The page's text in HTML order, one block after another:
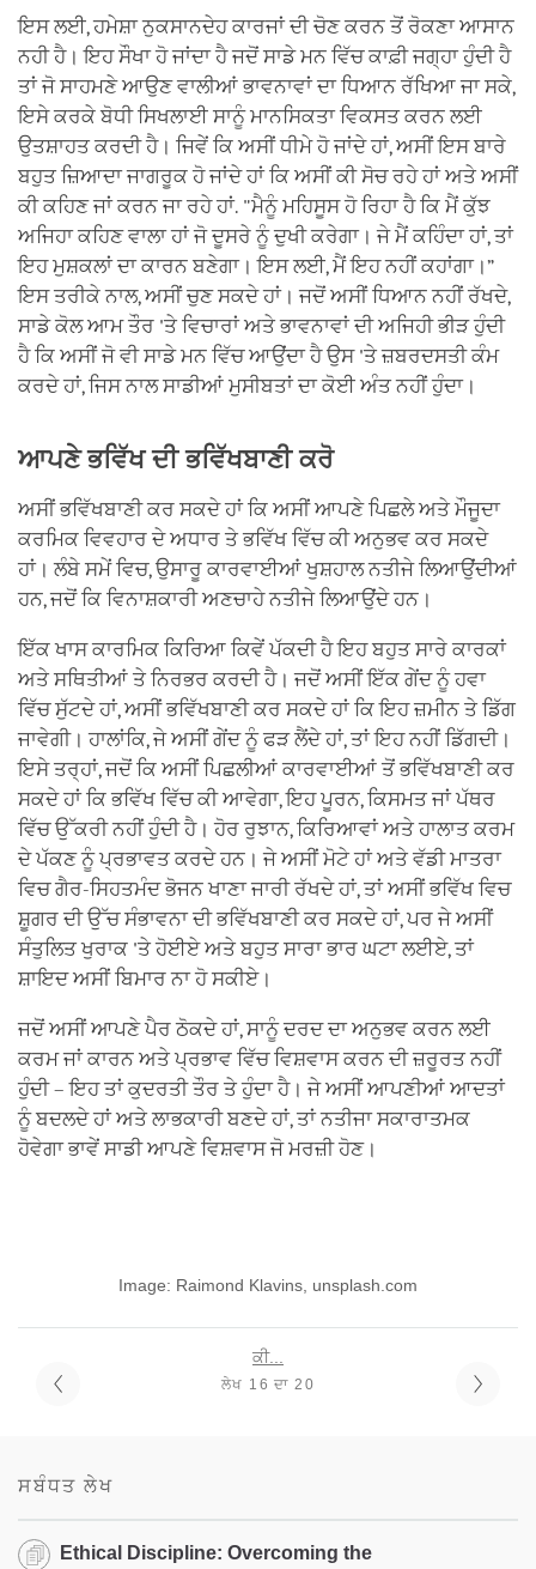
ਇਸ ਲਈ, ਹਮੇਸ਼ਾ ਨੁਕਸਾਨਦੇਹ ਕਾਰਜਾਂ ਦੀ ਚੋਣ ਕਰਨ ਤੋਂ ਰੋਕਣਾ ਆਸਾਨ
ਨਹੀ ਹੈ। ਇਹ ਸੌਖਾ ਹੋ ਜਾਂਦਾ ਹੈ ਜਦੋਂ ਸਾਡੇ ਮਨ ਵਿੱਚ ਕਾਫ਼ੀ ਜਗ੍ਹਾ ਹੁੰਦੀ ਹੈ
ਤਾਂ ਜੋ ਸਾਹਮਣੇ ਆਉਣ ਵਾਲੀਆਂ ਭਾਵਨਾਵਾਂ ਦਾ ਧਿਆਨ ਰੱਖਿਆ ਜਾ ਸਕੇ,
ਇਸੇ ਕਰਕੇ ਬੋਧੀ ਸਿਖਲਾਈ ਸਾਨੂੰ ਮਾਨਸਿਕਤਾ ਵਿਕਸਤ ਕਰਨ ਲਈ
ਉਤਸ਼ਾਹਤ ਕਰਦੀ ਹੈ। ਜਿਵੇਂ ਕਿ ਅਸੀਂ ਧੀਮੇ ਹੋ ਜਾਂਦੇ ਹਾਂ, ਅਸੀਂ ਇਸ ਬਾਰੇ
ਬਹੁਤ ਜ਼ਿਆਦਾ ਜਾਗਰੂਕ ਹੋ ਜਾਂਦੇ ਹਾਂ ਕਿ ਅਸੀਂ ਕੀ ਸੋਚ ਰਹੇ ਹਾਂ ਅਤੇ ਅਸੀਂ
ਕੀ ਕਹਿਣ ਜਾਂ ਕਰਨ ਜਾ ਰਹੇ ਹਾਂ. "ਮੈਨੂੰ ਮਹਿਸੂਸ ਹੋ ਰਿਹਾ ਹੈ ਕਿ ਮੈਂ ਕੁੱਝ
ਅਜਿਹਾ ਕਹਿਣ ਵਾਲਾ ਹਾਂ ਜੋ ਦੂਸਰੇ ਨੂੰ ਦੁਖੀ ਕਰੇਗਾ। ਜੇ ਮੈਂ ਕਹਿੰਦਾ ਹਾਂ, ਤਾਂ
ਇਹ ਮੁਸ਼ਕਲਾਂ ਦਾ ਕਾਰਨ ਬਣੇਗਾ। ਇਸ ਲਈ, ਮੈਂ ਇਹ ਨਹੀਂ ਕਹਾਂਗਾ।”
ਇਸ ਤਰੀਕੇ ਨਾਲ, ਅਸੀਂ ਚੁਣ ਸਕਦੇ ਹਾਂ। ਜਦੋਂ ਅਸੀਂ ਧਿਆਨ ਨਹੀਂ ਰੱਖਦੇ,
ਸਾਡੇ ਕੋਲ ਆਮ ਤੌਰ 'ਤੇ ਵਿਚਾਰਾਂ ਅਤੇ ਭਾਵਨਾਵਾਂ ਦੀ ਅਜਿਹੀ ਭੀੜ ਹੁੰਦੀ
ਹੈ ਕਿ ਅਸੀਂ ਜੋ ਵੀ ਸਾਡੇ ਮਨ ਵਿੱਚ ਆਉਂਦਾ ਹੈ ਉਸ 'ਤੇ ਜ਼ਬਰਦਸਤੀ ਕੰਮ
ਕਰਦੇ ਹਾਂ, ਜਿਸ ਨਾਲ ਸਾਡੀਆਂ ਮੁਸੀਬਤਾਂ ਦਾ ਕੋਈ ਅੰਤ ਨਹੀਂ ਹੁੰਦਾ।
ਆਪਣੇ ਭਵਿੱਖ ਦੀ ਭਵਿੱਖਬਾਣੀ ਕਰੋ
ਅਸੀਂ ਭਵਿੱਖਬਾਣੀ ਕਰ ਸਕਦੇ ਹਾਂ ਕਿ ਅਸੀਂ ਆਪਣੇ ਪਿਛਲੇ ਅਤੇ ਮੌਜੂਦਾ
ਕਰਮਿਕ ਵਿਵਹਾਰ ਦੇ ਅਧਾਰ ਤੇ ਭਵਿੱਖ ਵਿੱਚ ਕੀ ਅਨੁਭਵ ਕਰ ਸਕਦੇ
ਹਾਂ। ਲੰਬੇ ਸਮੇਂ ਵਿਚ, ਉਸਾਰੂ ਕਾਰਵਾਈਆਂ ਖੁਸ਼ਹਾਲ ਨਤੀਜੇ ਲਿਆਉਂਦੀਆਂ
ਹਨ, ਜਦੋਂ ਕਿ ਵਿਨਾਸ਼ਕਾਰੀ ਅਣਚਾਹੇ ਨਤੀਜੇ ਲਿਆਉਂਦੇ ਹਨ।
ਇੱਕ ਖਾਸ ਕਾਰਮਿਕ ਕਿਰਿਆ ਕਿਵੇਂ ਪੱਕਦੀ ਹੈ ਇਹ ਬਹੁਤ ਸਾਰੇ ਕਾਰਕਾਂ
ਅਤੇ ਸਥਿਤੀਆਂ ਤੇ ਨਿਰਭਰ ਕਰਦੀ ਹੈ। ਜਦੋਂ ਅਸੀਂ ਇੱਕ ਗੇਂਦ ਨੂੰ ਹਵਾ
ਵਿੱਚ ਸੁੱਟਦੇ ਹਾਂ, ਅਸੀਂ ਭਵਿੱਖਬਾਣੀ ਕਰ ਸਕਦੇ ਹਾਂ ਕਿ ਇਹ ਜ਼ਮੀਨ ਤੇ ਡਿੱਗ
ਜਾਵੇਗੀ। ਹਾਲਾਂਕਿ, ਜੇ ਅਸੀਂ ਗੇਂਦ ਨੂੰ ਫੜ ਲੈਂਦੇ ਹਾਂ, ਤਾਂ ਇਹ ਨਹੀਂ ਡਿੱਗਦੀ।
ਇਸੇ ਤਰ੍ਹਾਂ, ਜਦੋਂ ਕਿ ਅਸੀਂ ਪਿਛਲੀਆਂ ਕਾਰਵਾਈਆਂ ਤੋਂ ਭਵਿੱਖਬਾਣੀ ਕਰ
ਸਕਦੇ ਹਾਂ ਕਿ ਭਵਿੱਖ ਵਿੱਚ ਕੀ ਆਵੇਗਾ, ਇਹ ਪੂਰਨ, ਕਿਸਮਤ ਜਾਂ ਪੱਥਰ
ਵਿੱਚ ਉੱਕਰੀ ਨਹੀਂ ਹੁੰਦੀ ਹੈ। ਹੋਰ ਰੁਝਾਨ, ਕਿਰਿਆਵਾਂ ਅਤੇ ਹਾਲਾਤ ਕਰਮ
ਦੇ ਪੱਕਣ ਨੂੰ ਪ੍ਰਭਾਵਤ ਕਰਦੇ ਹਨ। ਜੇ ਅਸੀਂ ਮੋਟੇ ਹਾਂ ਅਤੇ ਵੱਡੀ ਮਾਤਰਾ
ਵਿਚ ਗੈਰ-ਸਿਹਤਮੰਦ ਭੋਜਨ ਖਾਣਾ ਜਾਰੀ ਰੱਖਦੇ ਹਾਂ, ਤਾਂ ਅਸੀਂ ਭਵਿੱਖ ਵਿਚ
ਸ਼ੂਗਰ ਦੀ ਉੱਚ ਸੰਭਾਵਨਾ ਦੀ ਭਵਿੱਖਬਾਣੀ ਕਰ ਸਕਦੇ ਹਾਂ, ਪਰ ਜੇ ਅਸੀਂ
ਸੰਤੁਲਿਤ ਖੁਰਾਕ 'ਤੇ ਹੋਈਏ ਅਤੇ ਬਹੁਤ ਸਾਰਾ ਭਾਰ ਘਟਾ ਲਈਏ, ਤਾਂ
ਸ਼ਾਇਦ ਅਸੀਂ ਬਿਮਾਰ ਨਾ ਹੋ ਸਕੀਏ।
ਜਦੋਂ ਅਸੀਂ ਆਪਣੇ ਪੈਰ ਠੋਕਦੇ ਹਾਂ, ਸਾਨੂੰ ਦਰਦ ਦਾ ਅਨੁਭਵ ਕਰਨ ਲਈ
ਕਰਮ ਜਾਂ ਕਾਰਨ ਅਤੇ ਪ੍ਰਭਾਵ ਵਿੱਚ ਵਿਸ਼ਵਾਸ ਕਰਨ ਦੀ ਜ਼ਰੂਰਤ ਨਹੀਂ
ਹੁੰਦੀ – ਇਹ ਤਾਂ ਕੁਦਰਤੀ ਤੌਰ ਤੇ ਹੁੰਦਾ ਹੈ। ਜੇ ਅਸੀਂ ਆਪਣੀਆਂ ਆਦਤਾਂ
ਨੂੰ ਬਦਲਦੇ ਹਾਂ ਅਤੇ ਲਾਭਕਾਰੀ ਬਣਦੇ ਹਾਂ, ਤਾਂ ਨਤੀਜਾ ਸਕਾਰਾਤਮਕ
ਹੋਵੇਗਾ ਭਾਵੇਂ ਸਾਡੀ ਆਪਣੇ ਵਿਸ਼ਵਾਸ ਜੋ ਮਰਜ਼ੀ ਹੋਣ।
Image: Raimond Klavins, unsplash.com
ਕੀ...
ਲੇਖ 16 ਦਾ 20
ਸਬੰਧਤ ਲੇਖ
Ethical Discipline: Overcoming the